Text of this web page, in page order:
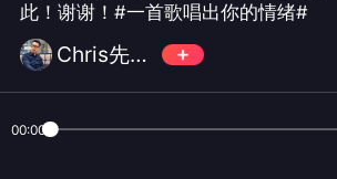
此！谢谢！#一首歌唱出你的情绪#
Chris先生是个胖子
00:00